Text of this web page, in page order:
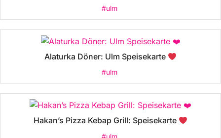
#ulm
Alaturka Döner: Ulm Speisekarte
#ulm
Hakan’s Pizza Kebap Grill: Speisekarte
#ulm